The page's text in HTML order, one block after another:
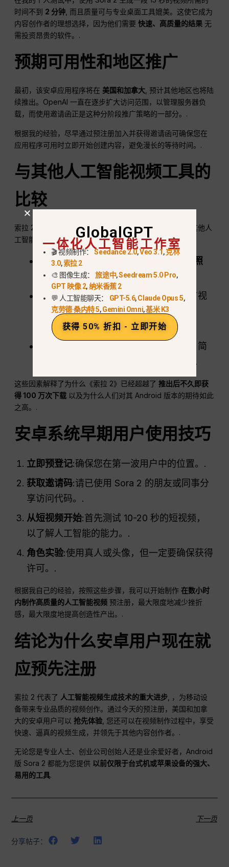
时间不到 2 分钟 , 而且质量可与专业桌面工具媲美。这使它成为
内容创作者的理想选择，因为他们需要快速、高质量的结果 无
需投资昂贵的软件。.
预期可用性和地区推广
最初，该安卓应用程序将在 美国和加拿大 , 预计其他地区也将陆
续推出。OpenAI 一直在逐步扩大访问范围，以管理服务器负
载，而使用邀请函正是这种分阶段推广策略的一部分。.
根据我的经验，尽早通过预注册加入并获得邀请函可确保您在
应用程序可用时立即开始创建内容，避免漫长的等待时间。.
与其他人工智能视频工具的
比较
索拉 2》的竞争对手包括纳米香蕉 ,Kling 2.5 Pro
, 以及其他人
工智能视频生成器。基于我的实践经验：
视频质量:Sora 2 优惠
更逼真的动作和照
明 , 尤其是人类角色。.
易用性 :该应用程序非常直观，即使没有视
频编辑经验的用户也能制作出专业的效
果。.
:视频生成速度快于许多竞争对手；简
单的编辑和迭代只需不到一半的时间。.
这些因素解释了为什么《索拉 2》已经超越了推出后不久即获
得 100 万次下载 以及为什么人们对其 Android 版本的期待如此
之高。.
安卓系统早期用户使用技巧
立即预登记:确保您在第一波用户中的位置。.
获取邀请码:请已使用 Sora 2 的朋友或同事分
享访问代码。.
从短视频开始:首先测试 10-20 秒的短视频，
以了解人工智能的能力。.
角色实验:使用真人或头像，但一定要确保获得
许可。.
根据我自己的经验，按照这些步骤，我可以开始制作 在数小时
内制作高质量的人工智能视频 预注册，最大限度地减少挫折
感，最大限度地提高创造性产出。.
结论为什么安卓用户现在就
应预先注册
索拉 2 代表了 人工智能视频生成技术的重大进步 , ，为移动设
备带来专业品质的视频创作。通过今天的预注册，美国和加拿
大的安卓用户可以抢先体验 , 您还可以在视频制作过程中，享受
快速、逼真的视频生成，并领先于其他内容创作者。.
无论您是专业人士、创业公司创始人还是业余爱好者，Android
版 Sora 2 都能为您提供 以前仅限于台式机或苹果设备的强大、
易用的工具.
上一页 下一页
分享帖子：
GlobalGPT
一体化人工智能工作室
🎬 视频制作：Seedance 2.0,Veo 3.1,克林
3.0,索拉 2
🎨 图像生成：旅途中,Seedream 5.0 Pro,
GPT 映像 2,纳米香蕉 2
💬 人工智能聊天： GPT-5.6,Claude Opus 5,
克劳德·桑内特 5,Gemini Omni,基米 K3
获得 50% 折扣 - 立即开始